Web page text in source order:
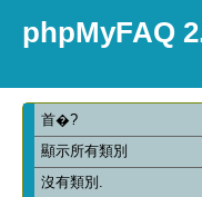
phpMyFAQ
首�?
顯示所有類別
沒有類別.